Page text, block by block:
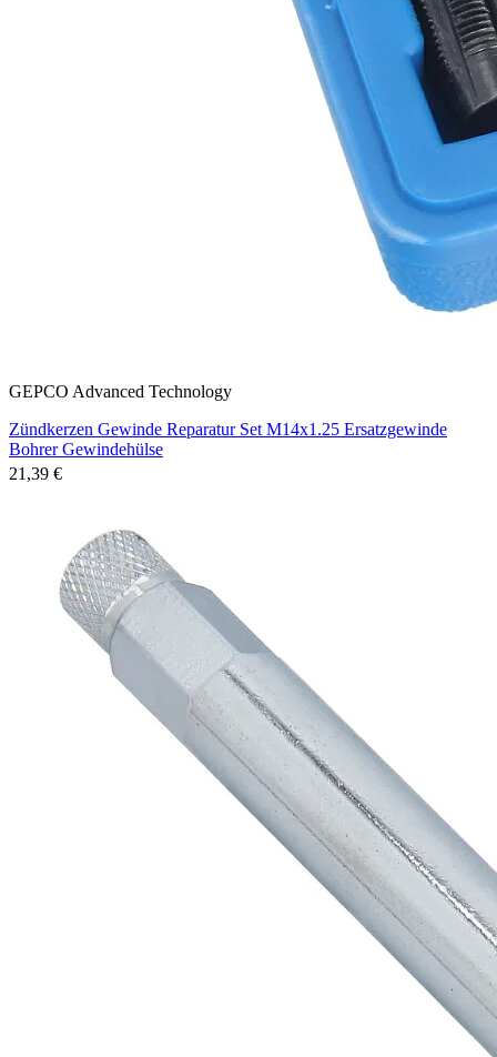
GEPCO Advanced Technology
Zündkerzen Gewinde Reparatur Set M14x1.25 Ersatzgewinde
Bohrer Gewindehülse
21,39 €